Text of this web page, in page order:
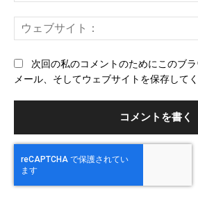
次回の私のコメントのためにこのブ
メール、そしてウェブサイトを保存してく